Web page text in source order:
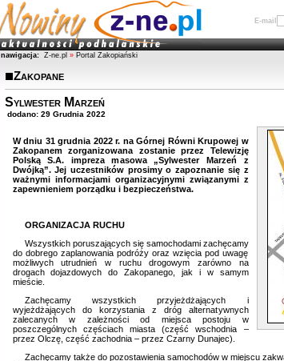
E-mail
nawigacja: Z-ne.pl » Portal Zakopiański
Zakopane
Sylwester Marzeń
dodano: 29 Grudnia 2022
W dniu 31 grudnia 2022 r. na Górnej Równi Krupowej w
Zakopanem zorganizowana zostanie przez Telewizję
Polską S.A. impreza masowa „Sylwester Marzeń z
Dwójką”. Jej uczestników prosimy o zapoznanie się z
ważnymi informacjami organizacyjnymi związanymi z
zapewnieniem porządku i bezpieczeństwa.
ORGANIZACJA RUCHU
Wszystkich poruszających się samochodami zachęcamy
do dobrego zaplanowania podróży oraz wzięcia pod uwagę
możliwych utrudnień w ruchu drogowym zarówno na
drogach dojazdowych do Zakopanego, jak i w samym
mieście.
Zachęcamy wszystkich przyjeżdżających i
wyjeżdżających do korzystania z dróg alternatywnych
zalecanych w zależności od miejsca postoju w
poszczególnych częściach miasta (część wschodnia –
przez Olczę, część zachodnia – przez Czarny Dunajec).
Zachęcamy także do pozostawienia samochodów w miejscu